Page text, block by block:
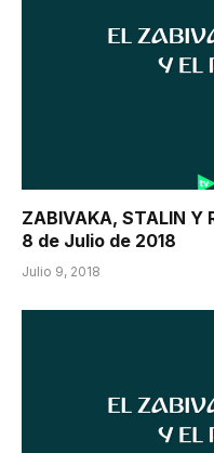
ZABIVAKA, STALIN Y
8 de Julio de 2018
Julio 9, 2018